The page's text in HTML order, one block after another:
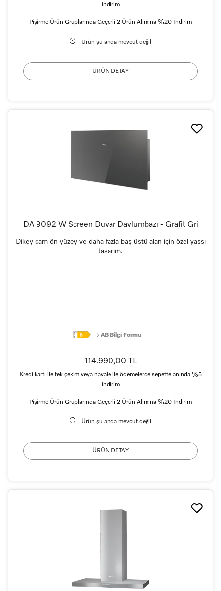
indirim
Pişirme Ürün Gruplarında Geçerli 2 Ürün Alımına %20 İndirim
Ürün şu anda mevcut değil
ÜRÜN DETAY
DA 9092 W Screen Duvar Davlumbazı - Grafit Gri
Dikey cam ön yüzey ve daha fazla baş üstü alan için özel yassı
tasarım.
AB Bilgi Formu
114.990,00 TL
Kredi kartı ile tek çekim veya havale ile ödemelerde sepette anında %5
indirim
Pişirme Ürün Gruplarında Geçerli 2 Ürün Alımına %20 İndirim
Ürün şu anda mevcut değil
ÜRÜN DETAY